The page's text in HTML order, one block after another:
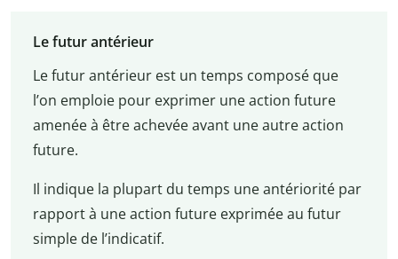
Le futur antérieur
Le futur antérieur est un temps composé que
l’on emploie pour exprimer une action future
amenée à être achevée avant une autre action
future.
Il indique la plupart du temps une antériorité par
rapport à une action future exprimée au futur
simple de l’indicatif.